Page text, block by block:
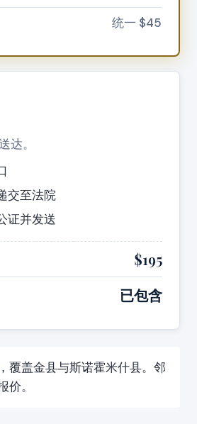
统一 $45
达。
交至法院
证并发送
$195
已包含
覆盖金县与斯诺霍米什县。邻
价。